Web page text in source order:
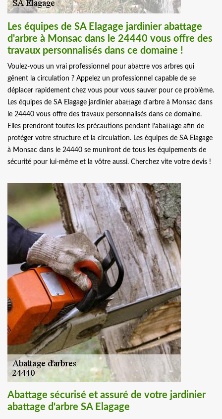
Les équipes de SA Elagage jardinier abattage
d'arbre à Monsac dans le 24440 vous offre des
travaux personnalisés dans ce domaine !
Voulez-vous un vrai professionnel pour abattre vos arbres qui
gênent la circulation ? Appelez un professionnel capable de se
déplacer rapidement chez vous pour vous sauver pour ce problème.
Les équipes de SA Elagage jardinier abattage d'arbre à Monsac dans
le 24440 vous offre des travaux personnalisés dans ce domaine.
Elles prendront toutes les précautions pendant l’abattage afin de
protéger votre structure et la circulation. Les équipes de SA Elagage
à Monsac dans le 24440 se muniront de tous les équipements de
sécurité pour lui-même et la vôtre aussi. Cherchez vite votre devis !
Abattage sécurisé et assuré de votre jardinier
abattage d'arbre SA Elagage